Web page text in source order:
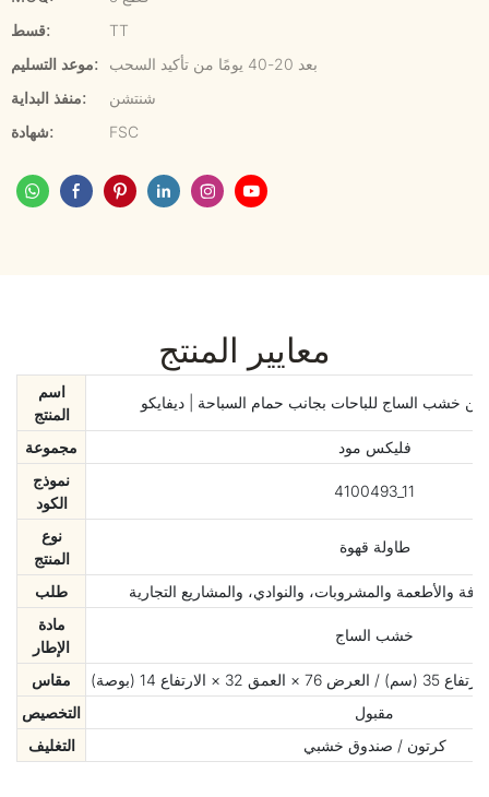
قسط:
TT
موعد التسليم:
بعد 20-40 يومًا من تأكيد السحب
منفذ البداية:
شنتشن
شهادة:
FSC
معايير المنتج
اسم
المنتج
خشب الساج للباحات بجانب حمام السباحة | ديفايكو
مجموعة
فليكس مود
نموذج
الكود
4100493_11
نوع
المنتج
طاولة قهوة
طلب
والأطعمة والمشروبات، والنوادي، والمشاريع التجارية
مادة
الإطار
خشب الساج
مقاس
التخصيص
مقبول
التغليف
كرتون / صندوق خشبي